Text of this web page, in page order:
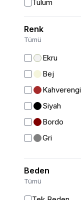
Tulum
Pantolon
Etek
Trençkot
Hırka
Renk
Tümü
Ekru
Bej
Kahverengi
Siyah
Bordo
Gri
Beden
Tümü